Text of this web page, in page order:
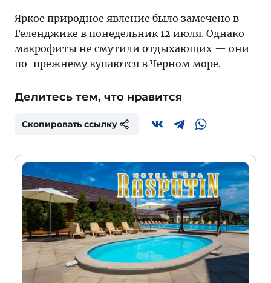
Яркое природное явление было замечено в
Геленджике в понедельник 12 июля. Однако
макрофиты не смутили отдыхающих — они
по-прежнему купаются в Черном море.
Делитесь тем, что нравится
Скопировать ссылку